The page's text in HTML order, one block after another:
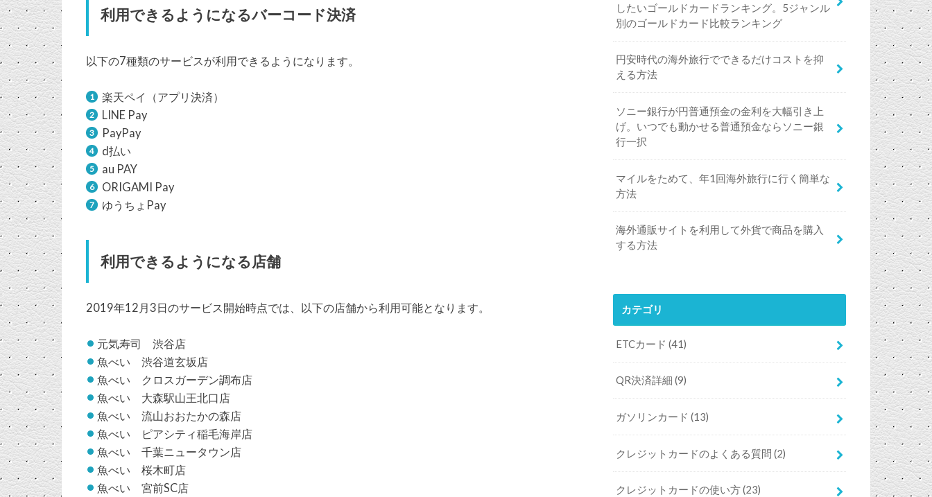
利用できるようになるバーコード決済
以下の7種類のサービスが利用できるようになります。
楽天ペイ（アプリ決済）
LINE Pay
PayPay
d払い
au PAY
ORIGAMI Pay
ゆうちょPay
利用できるようになる店舗
2019年12月3日のサービス開始時点では、以下の店舗から利用可能となります。
元気寿司 渋谷店
魚べい 渋谷道玄坂店
魚べい クロスガーデン調布店
魚べい 大森駅山王北口店
魚べい 流山おおたかの森店
魚べい ピアシティ稲毛海岸店
魚べい 千葉ニュータウン店
魚べい 桜木町店
魚べい 宮前SC店
したいゴールドカードランキング。5ジャンル
別のゴールドカード比較ランキング
円安時代の海外旅行でできるだけコストを抑
える方法
ソニー銀行が円普通預金の金利を大幅引き上
げ。いつでも動かせる普通預金ならソニー銀
行一択
マイルをためて、年1回海外旅行に行く簡単な
方法
海外通販サイトを利用して外貨で商品を購入
する方法
カテゴリ
ETCカード(41)
QR決済詳細(9)
ガソリンカード(13)
クレジットカードのよくある質問(2)
クレジットカードの使い方(23)